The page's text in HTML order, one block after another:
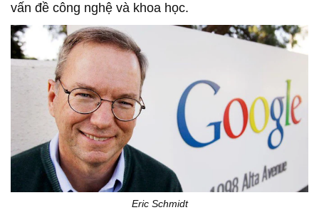
vấn đề công nghệ và khoa học.
Eric Schmidt